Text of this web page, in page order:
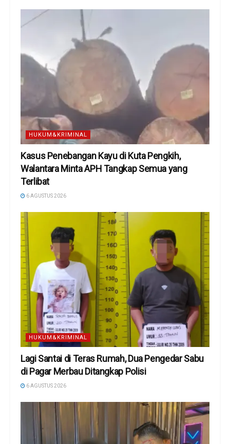
HUKUM&KRIMINAL
Kasus Penebangan Kayu di Kuta Pengkih,
Walantara Minta APH Tangkap Semua yang
Terlibat
6 AGUSTUS 2026
HUKUM&KRIMINAL
Lagi Santai di Teras Rumah, Dua Pengedar Sabu
di Pagar Merbau Ditangkap Polisi
6 AGUSTUS 2026